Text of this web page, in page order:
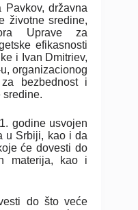
državna
životne sredine,
Uprave za
efikasnosti
i Ivan Dmitriev,
organizacionog
bezbednost i
sredine.
godine usvojen
u Srbiji, kao i da
će dovesti do
materija, kao i
do što veće